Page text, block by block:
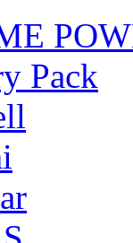
Pack